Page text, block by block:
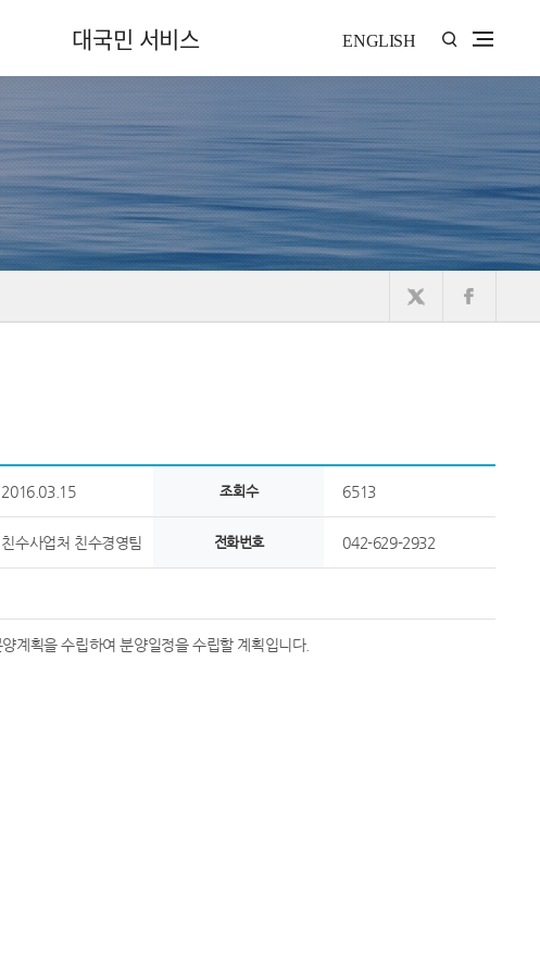
대국민 서비스 ENGLISH
2016.03.15 조회수 6513
친수사업처 친수경영팀 전화번호 042-629-2932
계획을 수립하여 분양일정을 수립할 계획입니다.